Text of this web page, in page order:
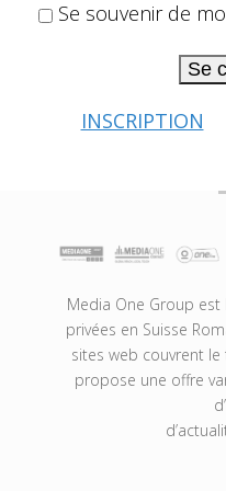
Se souvenir de
Se
INSCRIPTION
Media One Group
privées en Suisse
sites web couvrent
propose une offre